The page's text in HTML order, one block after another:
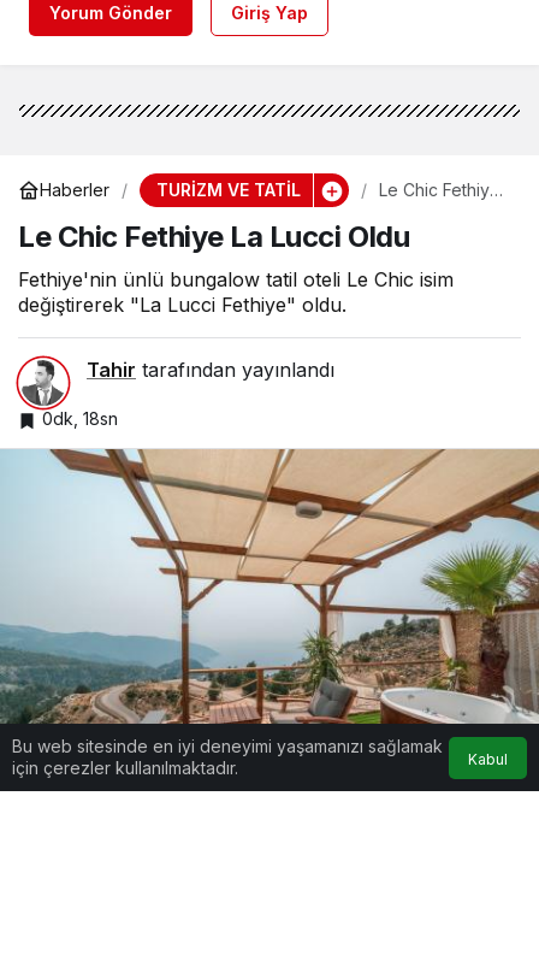
Yorum Gönder Giriş Yap
Haberler TURİZM VE TATİL
Le Chic Fethiye
Le Chic Fethiye La Lucci Oldu
Fethiye'nin ünlü bungalow tatil oteli Le Chic isim
değiştirerek "La Lucci Fethiye" oldu.
Tahir tarafından yayınlandı
0dk, 18sn
Bu web sitesinde en iyi deneyimi yaşamanızı sağlamak
için çerezler kullanılmaktadır.
Kabul